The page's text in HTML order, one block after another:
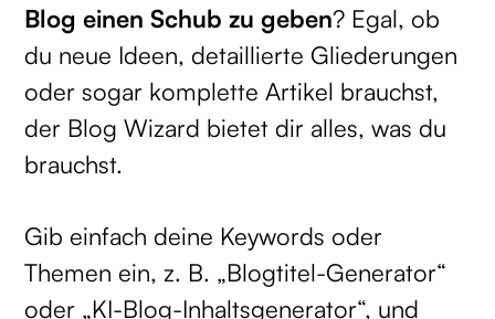
Blog einen Schub zu geben? Egal, ob
du neue Ideen, detaillierte Gliederungen
oder sogar komplette Artikel brauchst,
der Blog Wizard bietet dir alles, was du
brauchst.
Gib einfach deine Keywords oder
Themen ein, z. B. „Blogtitel-Generator“
oder „KI-Blog-Inhaltsgenerator“, und